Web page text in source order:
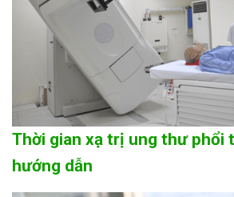
Thời gian xạ trị ung thư phổi
hướng dẫn